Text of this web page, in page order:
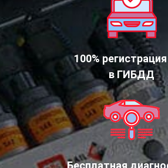
100%
в ГИБДД
Бесплатная